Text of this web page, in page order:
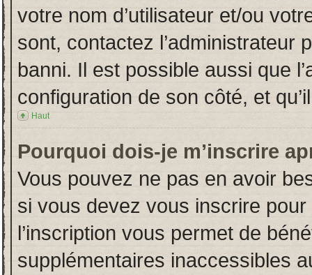
votre nom d’utilisateur et/ou
sont, contactez l’administrateur
banni. Il est possible aussi que
configuration de son côté, et
Haut
Pourquoi dois-je m’inscrire
Vous pouvez ne pas en avoir
si vous devez vous inscrire
l’inscription vous permet de
supplémentaires inaccessibles